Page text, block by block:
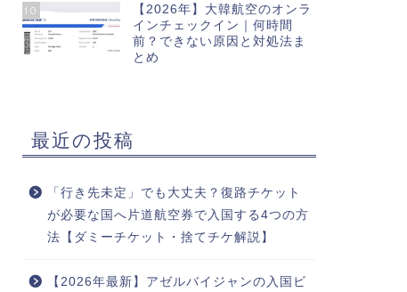
10
【2026年】大韓航空のオンラ
インチェックイン｜何時間
前？できない原因と対処法ま
とめ
最近の投稿
「行き先未定」でも大丈夫？復路チケット
が必要な国へ片道航空券で入国する4つの方
法【ダミーチケット・捨てチケ解説】
【2026年最新】アゼルバイジャンの入国ビ